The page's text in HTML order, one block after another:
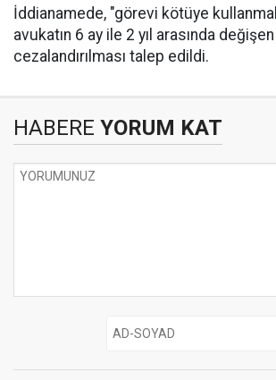
İddianamede, "görevi kötüye
avukatın 6 ay ile 2 yıl arasında
cezalandırılması talep edildi.
HABERE YORUM KAT